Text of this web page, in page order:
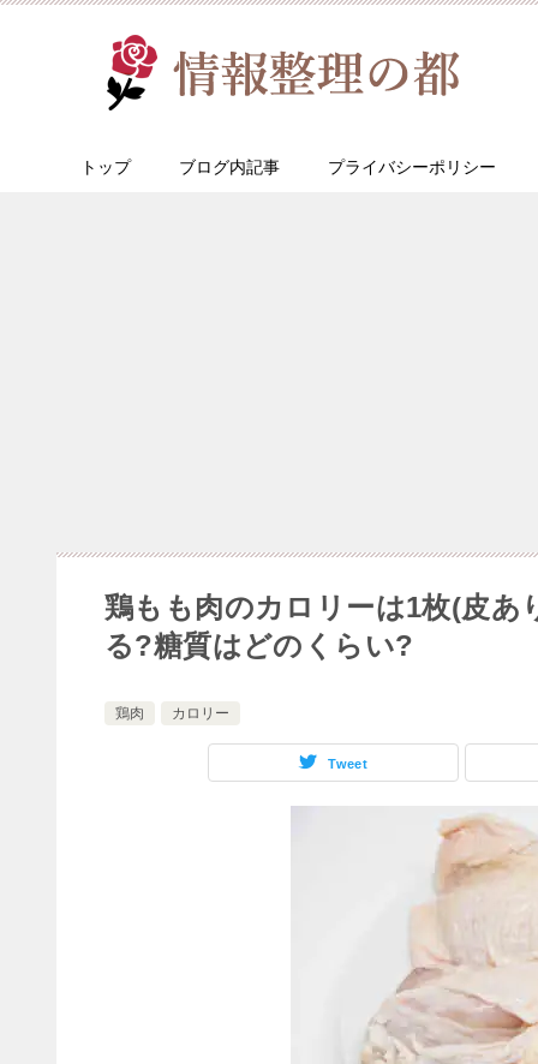
トップ ブログ内記事 プライバシーポリシー
鶏もも肉のカロリーは1枚(皮
る?糖質はどのくらい?
鶏肉 カロリー
Tweet